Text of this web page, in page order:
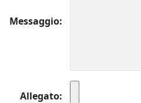
Messaggio
Allegato